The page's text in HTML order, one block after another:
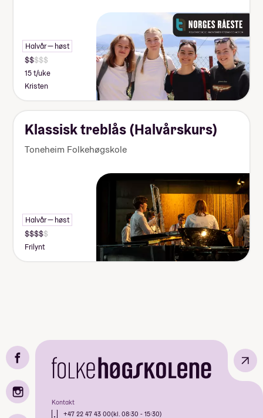
Halvår — høst
15 t/uke
Kristen
Klassisk treblås (Halvårskurs)
Toneheim Folkehøgskole
Halvår — høst
Frilynt
Kontakt
+47 22 47 43 00(kl. 08:30 - 15:30)
↗